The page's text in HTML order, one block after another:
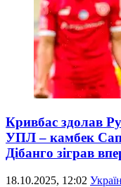
Кривбас здолав
УПЛ – камбек
Дібанго зіграв
18.10.2025, 12:02